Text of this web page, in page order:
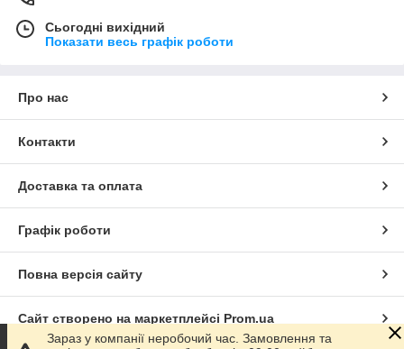
Сьогодні вихідний
Показати весь графік роботи
Про нас
Контакти
Доставка та оплата
Графік роботи
Повна версія сайту
Сайт створено на маркетплейсі Prom.ua
Зараз у компанії неробочий час. Замовлення та